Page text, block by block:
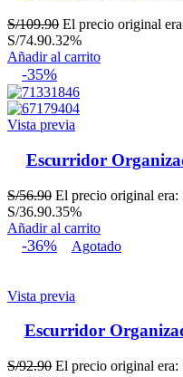
S/109.90 El precio original
S/74.90.32%
Añadir al carrito
-35%
Vista previa
Escurridor
S/56.90 El precio original era:
S/36.90.35%
Añadir al carrito
-36% Agotado
Vista previa
Escurridor
S/92.90 El precio original era: